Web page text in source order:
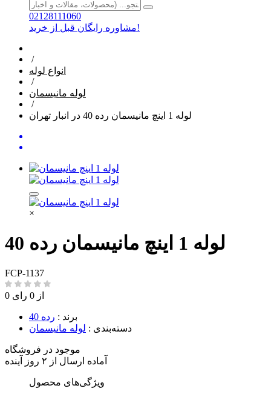
02128111060
مشاوره رایگان قبل از خرید!
/
انواع لوله
/
لوله مانیسمان
/
لوله 1 اینچ مانیسمان رده 40 در انبار تهران
×
لوله 1 اینچ مانیسمان رده 40
FCP-1137
0 از 0 رای
برند : رده 40
دسته‌بندی : لوله مانیسمان
موجود در فروشگاه
آماده ارسال از ۲ روز آینده
ویژگی‌های محصول